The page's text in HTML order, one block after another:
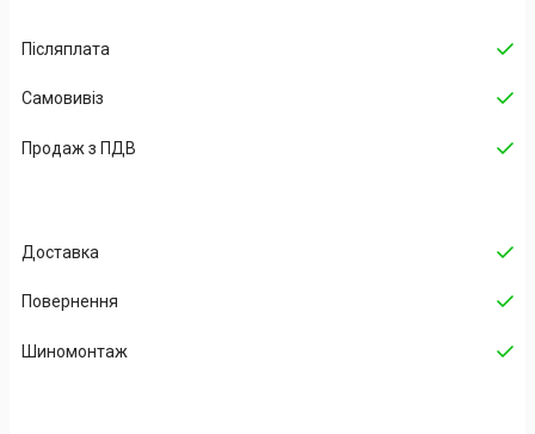
Післяплата
Самовивіз
Продаж з ПДВ
Доставка
Повернення
Шиномонтаж